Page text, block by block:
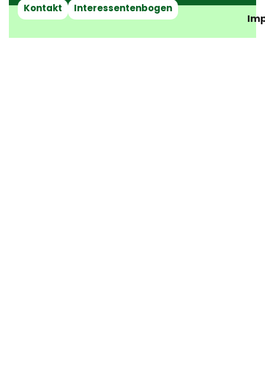
Kontakt Interessentenbogen